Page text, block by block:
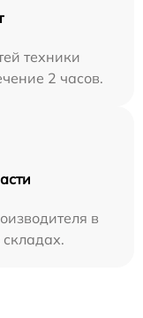
техники
2 часов.
в